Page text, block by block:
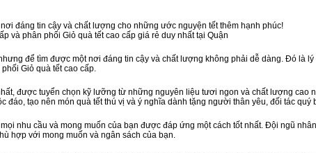
đáng tin cậy và chất lượng cho những ước nguyện tết thêm hạnh phúc!
và phân phối Giỏ quà tết cao cấp giá rẻ duy nhất tại Quận
để tìm được một nơi đáng tin cậy và chất lượng không phải dễ dàng. Đó là
Giỏ quà tết cao cấp.
được tuyển chọn kỹ lưỡng từ những nguyên liệu tươi ngon và chất lượng cao
đáo, tạo nên món quà tết thú vị và ý nghĩa dành tặng người thân yêu, đối tác quý
nhu cầu và mong muốn của bạn được đáp ứng một cách tốt nhất. Đội ngũ
hợp với mong muốn và ngân sách của bạn.